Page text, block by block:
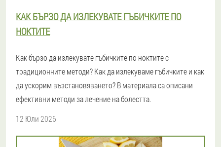
КАК БЪРЗО ДА ИЗЛЕКУВАТЕ ГЪБИЧКИТЕ ПО
НОКТИТЕ
Как бързо да излекувате гъбичките по ноктите с
традиционните методи? Как да излекуваме гъбичките и как
да ускорим възстановяването? В материала са описани
ефективни методи за лечение на болестта.
12 Юли 2026